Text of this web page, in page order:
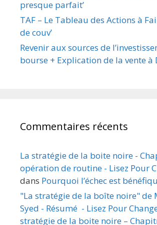
presque parfait’
TAF – Le Tableau des Actions à
de couv’
Revenir aux sources de
bourse + Explication de la vente à
Commentaires récents
La stratégie de la boite noire -
opération de routine - Lisez Pour
dans Pourquoi l’échec est
"La stratégie de la boîte noire" de
Syed - Résumé - Lisez Pour
stratégie de la boite noire –